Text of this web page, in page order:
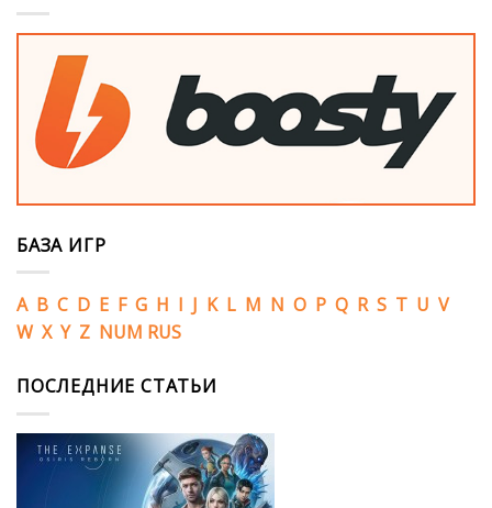
БАЗА ИГР
A B C D E F G H I J K L M N O P Q R S T U V
W X Y Z NUM RUS
ПОСЛЕДНИЕ СТАТЬИ